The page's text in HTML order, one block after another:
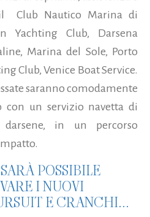
il Club Nautico Marina di
Yachting Club, Darsena
Marina del Sole, Porto
Club, Venice Boat Service.
saranno comodamente
un servizio navetta di
in un percorso
POSSIBILE
I NUOVI
E CRANCHI...